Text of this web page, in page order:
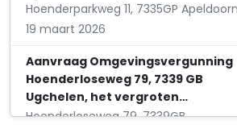
Hoenderparkweg 11, 7335GP Apeldoorn
19 maart 2026
Aanvraag Omgevingsvergunning
Hoenderloseweg 79, 7339 GB
Ugchelen, het vergroten…
Hoenderloseweg 79, 7339GB